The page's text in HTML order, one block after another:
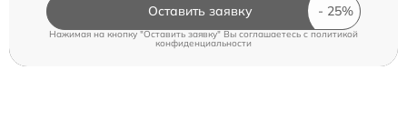
Оставить заявку
Нажимая на кнопку "Оставить заявку" Вы соглашаетесь cполитикой
конфиденциальности